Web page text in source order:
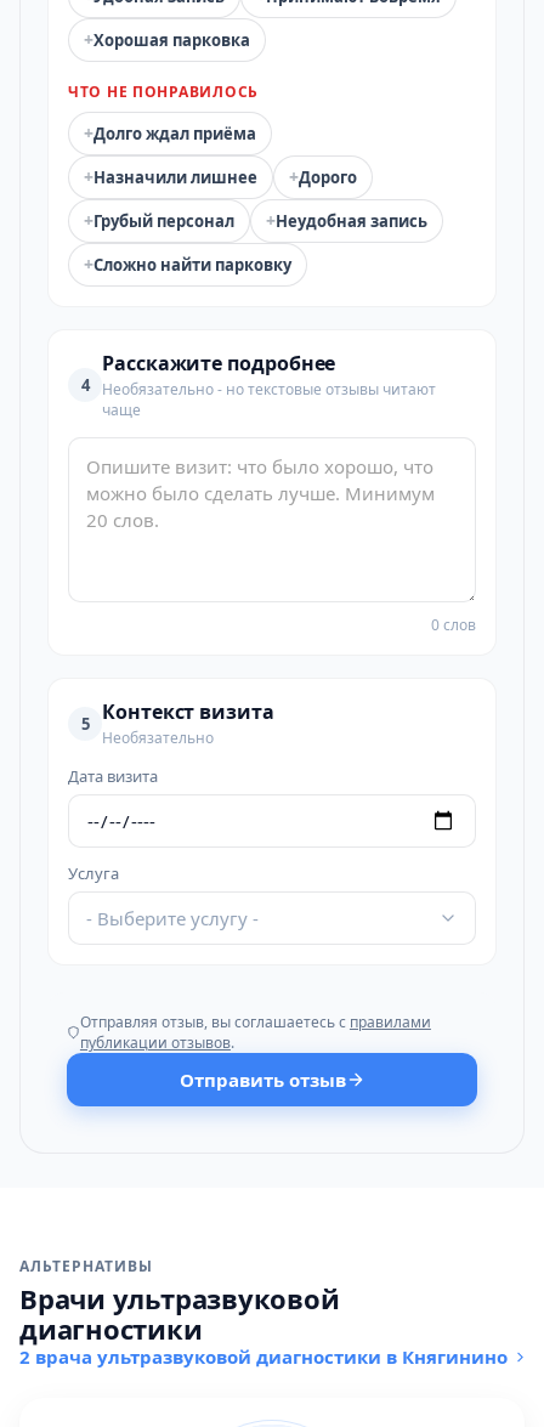
+Хорошая парковка
ЧТО НЕ ПОНРАВИЛОСЬ
+Долго ждал приёма
+Назначили лишнее +Дорого
+Грубый персонал +Неудобная запись
+Сложно найти парковку
4
Расскажите подробнее
Необязательно - но текстовые отзывы читают
чаще
0 слов
5 Контекст визита
Необязательно
Дата визита
Услуга
- Выберите услугу -
Отправляя отзыв, вы соглашаетесь с правилами
публикации отзывов.
Отправить отзыв
АЛЬТЕРНАТИВЫ
Врачи ультразвуковой
диагностики
2 врача ультразвуковой диагностики в Княгинино